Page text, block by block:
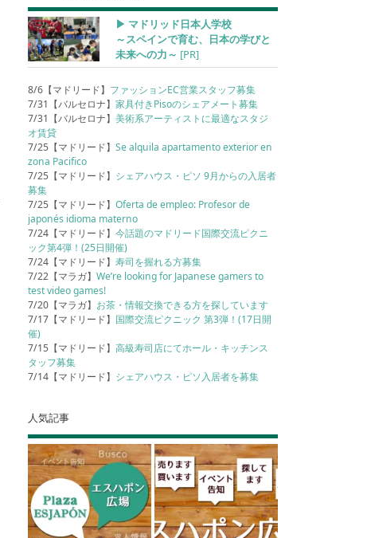
▶︎ マドリッド日本人学校
～スペインで育む、日本の学びと
未来への力～ [PR]
8/6【マドリード】 ファッションEC営業スタッフ募集
7/31【バルセロナ】家具付きPisoのシェアメート募集
7/31【バルセロナ】美術系アーティストに最適なスタジ
オ賃貸
7/25【マドリード】Se alquila apartamento exterior en
zona Pacifico
7/25【マドリード】 シェアハウス・ピソ 9月からの入居者
募集
7/25【マドリード】Oferta de empleo: Profesor de
japonés idioma materno
7/24【マドリード】今話題のマドリード国際交流ピクニ
ック第4弾！(25日開催)
7/24【マドリード】寿司を握れる方募集
7/22【マラガ】We’re looking for Japanese gamers to
test video games!
7/20【マラガ】 お茶・情報交換できる方を探しています
7/17【マドリード】 国際交流ピクニック 第3弾！(17日開
催)
7/15【マドリード】高級寿司店にてホール・キッチンス
タッフ募集
7/14【マドリード】 シェアハウス・ピソ入居者を募集
人気記事